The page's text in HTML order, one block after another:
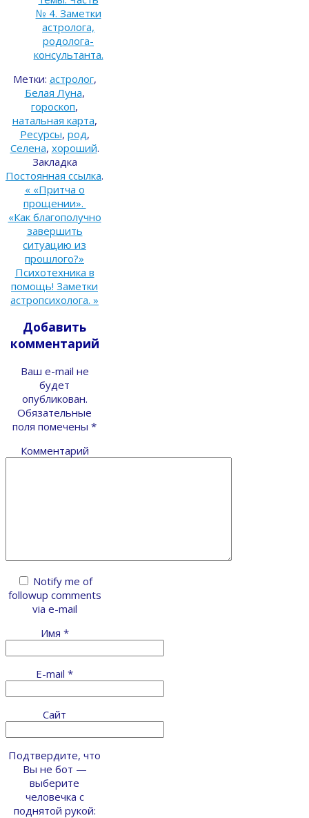
№ 4. Заметки
астролога,
родолога-
консультанта.
Метки: астролог,
Белая Луна,
гороскоп,
натальная карта,
Ресурсы, род,
Селена, хороший.
Закладка
Постоянная ссылка.
««Притча о
прощении».
«Как благополучно
завершить
ситуацию из
прошлого?»
Психотехника в
помощь! Заметки
астропсихолога. »
Добавить
комментарий
Ваш e-mail не
будет
опубликован.
Обязательные
поля помечены *
Комментарий
Notify me of
followup comments
via e-mail
Имя *
E-mail *
Сайт
Подтвердите, что
Вы не бот —
выберите
человечка с
поднятой рукой: